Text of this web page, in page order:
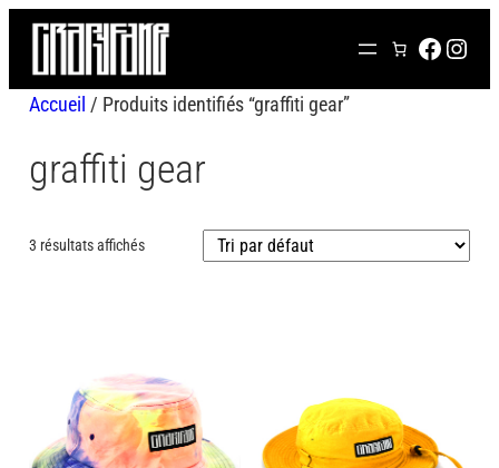
Aller
contenu
Accueil / Produits identifiés “graffiti gear”
graffiti gear
3 résultats affichés